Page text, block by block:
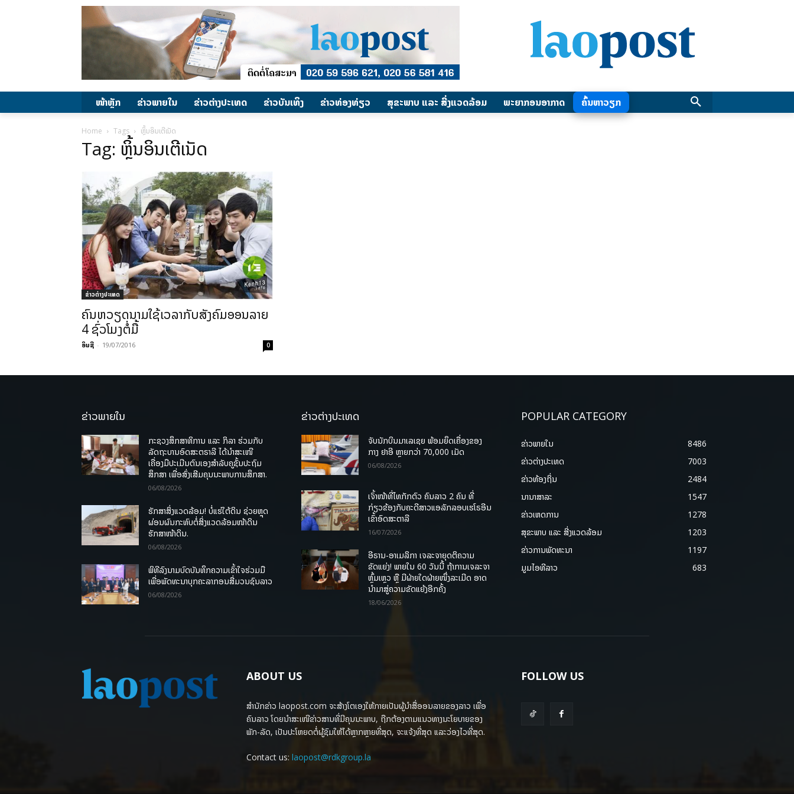
ໜ້າຫຼັກ ຂ່າວພາຍ​ໃນ ຂ່າວຕ່າງປະເທດ ​ຂ່າວບັນເທິງ ​ຂ່າວທ່ອງທ່ຽວ ສຸຂະພາບ ແລະ ສີ່ງແວດລ້ອມ ພະຍາກອນອາກາດ ຄົ້ນຫາວຽກ
Home Tags ຫຼິ້ນອິນເຕີເນັດ
Tag: ຫຼິ້ນອິນເຕີເນັດ
ຂ່າວຕ່າງປະເທດ
ຄົນຫວຽດນາມ​​ໃຊ້​ເວລາ​ກັບ​ສັງຄົມ​ອອນ​ລາຍ​​
4 ຊົ່ວ​ໂມງ​ຕໍ່​ມື້
ອິນຊີ - 19/07/2016 0
ຂ່າວພາຍໃນ
ກະຊວງສຶກສາທິການ ແລະ ກິລາ ຮ່ວມກັບ
ລັດຖະບານອົດສະຕຣາລີ ໄດ້ນຳສະເໜີ
ເຄື່ອງມືປະເມີນຕົນເອງສຳລັບຄູຊັ້ນປະຖົມ
ສຶກສາ ເພື່ອສົ່ງເສີມຄຸນນະພາບການສຶກສາ.
06/08/2026
ຮັກສາສິ່ງແວດລ້ອມ! ບໍ່ແຮ່ໃຕ້ດິນ ຊ່ວຍຫຼຸດ
ຜ່ອນຜົນກະທົບຕໍ່ສິ່ງແວດລ້ອມໜ້າດິນ
ຮັກສາໜ້າດິນ.
06/08/2026
ພິທີລົງນາມບົດບັນທຶກຄວາມເຂົ້າໃຈຮ່ວມມື
ເພື່ອພັດທະນາບຸກຄະລາກອນສື່ມວນຊົນລາວ
06/08/2026
ຂ່າວຕ່າງປະເທດ
ຈັບນັກບິນມາເລເຊຍ ພ້ອມຍຶດເຄື່ອງຂອງ
ກາງ ຢາອີ ຫຼາຍກວ່າ 70,000 ເມັດ
06/08/2026
ເຈົ້າໜ້າທີ່ໄທກັກຕົວ ຄົນລາວ 2 ຄົນ ທີ່
ກ່ຽວຂ້ອງກັບຄະດີສາວແອລັກລອບເຮໂຣອີນ
ເຂົ້າອົດສະຕາລີ
16/07/2026
ອີຣານ-ອາເມລິກາ ເຈລະຈາຍຸດຕິຄວາມ
ຂັດແຍ່ງ! ພາຍໃນ 60 ວັນນີ້ ຖ້າການເຈລະຈາ
ຫຼົ້ມເຫຼວ ຫຼື ມີຝ່າຍໃດຝ່າຍໜຶ່ງລະເມີດ ອາດ
ນໍາມາສູ່ຄວາມຂັດແຍ້ງອີກຄັ້ງ
18/06/2026
POPULAR CATEGORY
ຂ່າວພາຍ​ໃນ
8486
ຂ່າວຕ່າງປະເທດ
7003
ຂ່າວທ້ອງຖິ່ນ
2484
ນານາສາລະ
1547
ຂ່າວເຫດການ
1278
ສຸຂະພາບ ແລະ ສີ່ງແວດລ້ອມ
1203
ຂ່າວການພັດທະນາ
1197
ມູມໄອທີລາວ
683
ABOUT US
ສຳນັກຂ່າວ laopost.com ຈະສ້າງໂຕເອງໃຫ້ກາຍເປັນຜູ້ນຳສື່ອອນລາຍຂອງລາວ ເພື່ອ
ຄົນລາວ ໂດຍນຳສະເໜີຂ່າວສານທີ່ມີຄຸນນະພາບ, ຖືກຕ້ອງຕາມແນວທາງນະໂຍບາຍຂອງ
ພັກ-ລັດ, ເປັນປະໂຫຍດຕໍ່ຜູ້ຊົມໃຫ້ໄດ້ຫຼາກຫຼາຍທີ່ສຸດ, ຈະແຈ້ງທີ່ສຸດ ແລະວ່ອງໄວທີ່ສຸດ.
Contact us: laopost@rdkgroup.la
FOLLOW US